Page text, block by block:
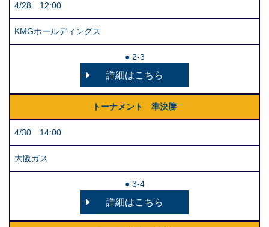
4/28 12:00
KMGホールディングス
● 2-3
詳細はこちら
トーナメント 準決勝
4/30 14:00
大阪ガス
● 3-4
詳細はこちら